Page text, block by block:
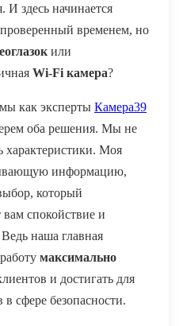
И здесь начинается
временем, но
или
Wi-Fi камера?
как эксперты Камера39
оба решения. Мы не
характеристики. Моя
информацию,
который
вам спокойствие и
наша главная
максимально
и достигать для
в сфере безопасности.